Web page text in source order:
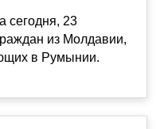
сегодня, 23
из Молдавии,
в Румынии.